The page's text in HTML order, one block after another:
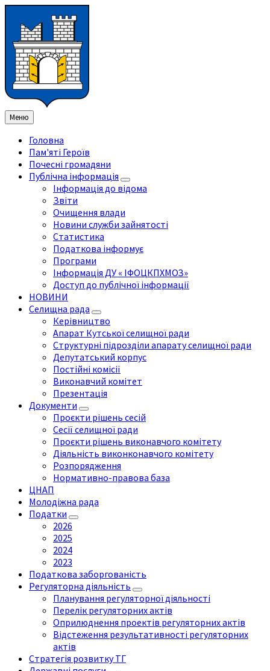
змісту
ліву
бічну
панель
праву
бічну
панель
нижнього
колонтитула
Меню
Головна
Пам'яті Героїв
Почесні громадяни
Публічна інформація
Інформація до відома
Звіти
Очищення влади
Новини служби зайнятості
Статистика
Податкова інформує
Програми
Інформація ДУ « ІФОЦКПХМОЗ»
Доступ до публічної інформації
НОВИНИ
Селищна рада
Керівництво
Апарат Кутської селищної ради
Структурні підрозділи апарату селищної ради
Депутатський корпус
Постійні комісії
Виконавчий комітет
Презентація
Документи
Проєкти рішень сесій
Сесії селищної ради
Проєкти рішень виконавчого комітету
Діяльність виконконавчого комітету
Розпорядження
Нормативно-правова база
ЦНАП
Молодіжна рада
Податки
2026
2025
2024
2023
Податкова заборгованість
Регуляторна діяльність
Планування регуляторної діяльності
Перелік регуляторних актів
Оприлюднення проектів регуляторних актів
Відстеження результативності регуляторних
актів
Стратегія розвитку ТГ